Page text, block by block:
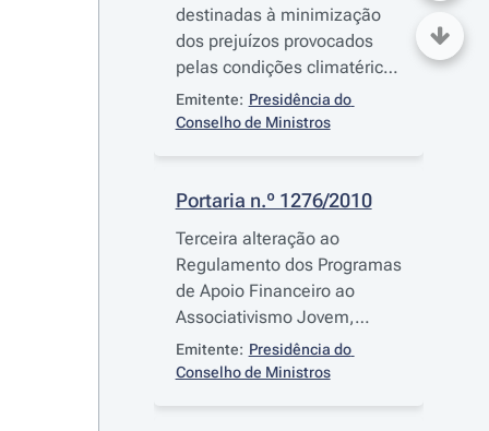
destinadas à minimização
dos prejuízos provocados
pelas condições climatéricas
excepcionais que atingiram
vários municípios no dia 7 de
Emitente: Presidência do
Conselho de Ministros
Portaria n.º 1276/2010
Terceira alteração ao
Regulamento dos Programas
de Apoio Financeiro ao
Associativismo Jovem,
aprovado pelaPortaria n.º
1230/2006, de 15 de
Emitente: Presidência do
Conselho de Ministros